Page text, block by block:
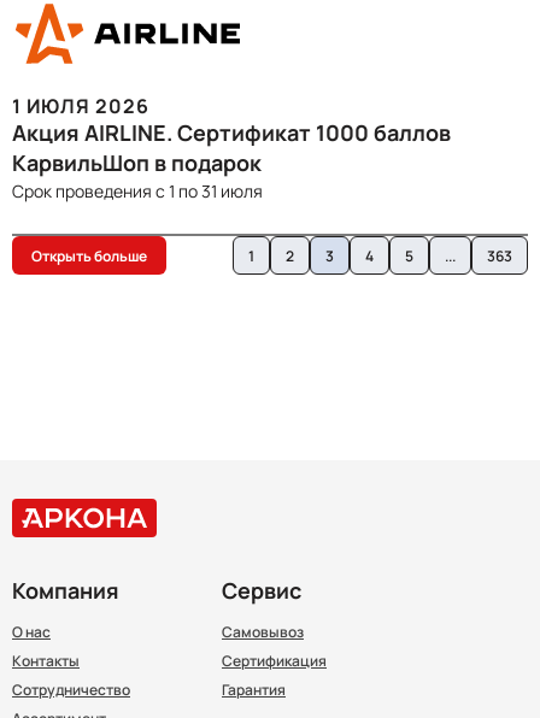
1 ИЮЛЯ 2026
Акция AIRLINE. Сертификат 1000 баллов
КарвильШоп в подарок
Срок проведения c 1 по 31 июля
Открыть больше 1 2 3 4 5 ... 363
Компания
О нас
Контакты
Сотрудничество
Сервис
Самовывоз
Сертификация
Гарантия